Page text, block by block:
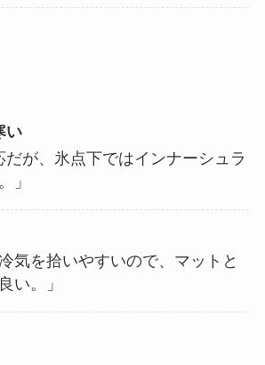
い
だが、氷点下ではインナーシュラ
」
冷気を拾いやすいので、マットと
い。」